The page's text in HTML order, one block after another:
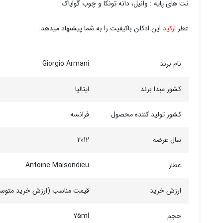
نت های پایه : وانیل، دانه تونکا و چوب گوایاک
عطر ارکید این ادکلن باکیفیت را به شما پیشنهاد میدهد.
نام برند Giorgio Armani
کشور مبدا برند ایتالیا
کشور تولید کننده محصول فرانسه
سال عرضه 2012
عطار Antoine Maisondieu
ارزش خرید قیمت مناسب (ارزش خرید
حجم 75ml